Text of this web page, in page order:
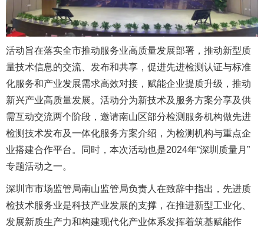
活动旨在落实全市推动服务业高质量发展部署，推动新型质
量技术信息的交流、发布和共享，促进先进检测认证与标准
化服务和产业发展需求高效对接，赋能企业提质升级，推动
新兴产业高质量发展。活动分为新技术及服务方案分享及供
需互动交流两个阶段，邀请南山区部分检测服务机构做先进
检测技术发布及一体化服务方案介绍，为检测机构与重点企
业搭建合作平台。同时，本次活动也是2024年“深圳质量月”
专题活动之一。
深圳市市场监管局南山监管局负责人在致辞中指出，先进质
检技术服务业是科技产业发展的支撑，在推进新型工业化、
发展新质生产力和构建现代化产业体系发挥着筑基赋能作